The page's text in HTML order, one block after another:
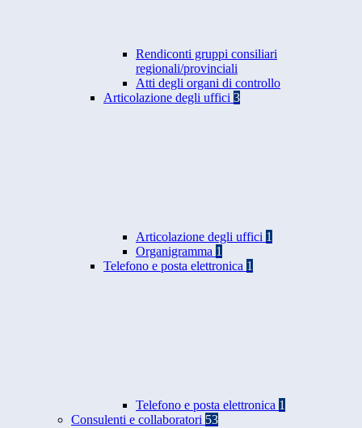
Rendiconti gruppi consiliari
regionali/provinciali
Atti degli organi di controllo
Articolazione degli uffici 3
Articolazione degli uffici 1
Organigramma 1
Telefono e posta elettronica 1
Telefono e posta elettronica 1
Consulenti e collaboratori 53